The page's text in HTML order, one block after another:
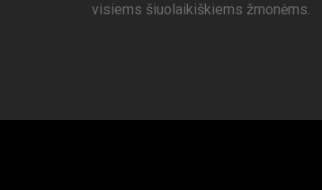
visiems šiuolaikiškiems žmonėms.